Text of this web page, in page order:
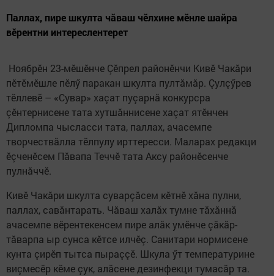
Паллах, пире шкулта чăваш чӗлхине мӗнле шайра
вӗрентни интереслентерет
Ноябрӗн 23-мӗшӗнче Çӗпрел районӗнчи Кивӗ Чакăри
пӗтӗмӗшле пӗлӳ паракан шкулта пултăмăр. Çулçӳрев
тӗллевӗ – «Сувар» хаçат пуçарнă конкурсра
çӗнтернисене тата хутшăннисене хаçат ятӗнчен
Дипломпа чысласси тата, паллах, ачасемпе
творчествăлла тӗлпулу ирттересси. Маларах редакци
ӗçченӗсем Пăвапа Теччӗ тата Аксу районӗсенче
пулнăччӗ.
Кивӗ Чакăри шкулта суварçăсем кӗтнӗ хăна пулни,
паллах, савăнтарать. Чăваш халăх тумне тăхăннă
ачасемпе вӗрентекенсем пире алăк умӗнче çăкăр-
тăварпа ыр сунса кӗтсе илчӗç. Санитари нормисене
кунта çирӗп тытса пыраççӗ. Шкула ӳт температурине
виçмесӗр кӗме çук, алăсене дезинфекци тумасăр та.